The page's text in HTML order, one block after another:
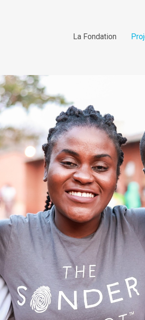
La Fondation